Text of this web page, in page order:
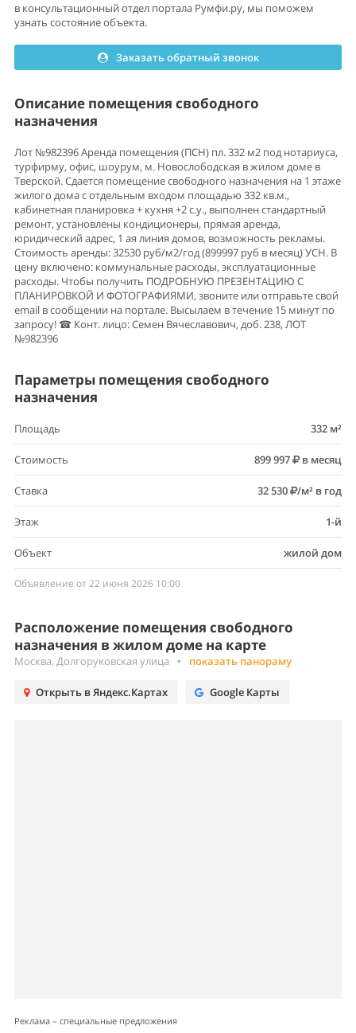
в консультационный отдел портала Румфи.ру, мы поможем
узнать состояние объекта.
Заказать обратный звонок
Описание помещения свободного
назначения
Лот №982396 Аренда помещения (ПСН) пл. 332 м2 под нотариуса,
турфирму, офис, шоурум, м. Новослободская в жилом доме в
Тверской. Сдается помещение свободного назначения на 1 этаже
жилого дома с отдельным входом площадью 332 кв.м.,
кабинетная планировка + кухня +2 с.у., выполнен стандартный
ремонт, установлены кондиционеры, прямая аренда,
юридический адрес, 1 ая линия домов, возможность рекламы.
Стоимость аренды: 32530 руб/м2/год (899997 руб в месяц) УСН. В
цену включено: коммунальные расходы, эксплуатационные
расходы. Чтобы получить ПОДРОБНУЮ ПРЕЗЕНТАЦИЮ С
ПЛАНИРОВКОЙ И ФОТОГРАФИЯМИ, звоните или отправьте свой
email в сообщении на портале. Высылаем в течение 15 минут по
запросу! ☎ Конт. лицо: Семен Вячеславович, доб. 238, ЛОТ
№982396
Параметры помещения свободного
назначения
Площадь 332 м²
Стоимость 899 997 в месяц
Ставка 32 530 /м² в год
Этаж 1-й
Объект жилой дом
Объявление от 22 июня 2026 10:00
Расположение помещения свободного
назначения в жилом доме на карте
Москва, Долгоруковская улица • показать панораму
Открыть в Яндекс.Картах Google Карты
Реклама – специальные предложения